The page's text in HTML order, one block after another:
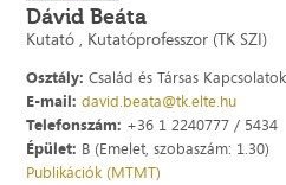
Dávid Beáta
Kutató , Kutatóprofesszor (TK SZI)
Osztály: Család és Társas
E-mail: david.beata@tk.elte.hu
Telefonszám: +36 1 2240777 / 5434
Épület: B (Emelet, szobaszám: 1.30)
Publikációk (MTMT)